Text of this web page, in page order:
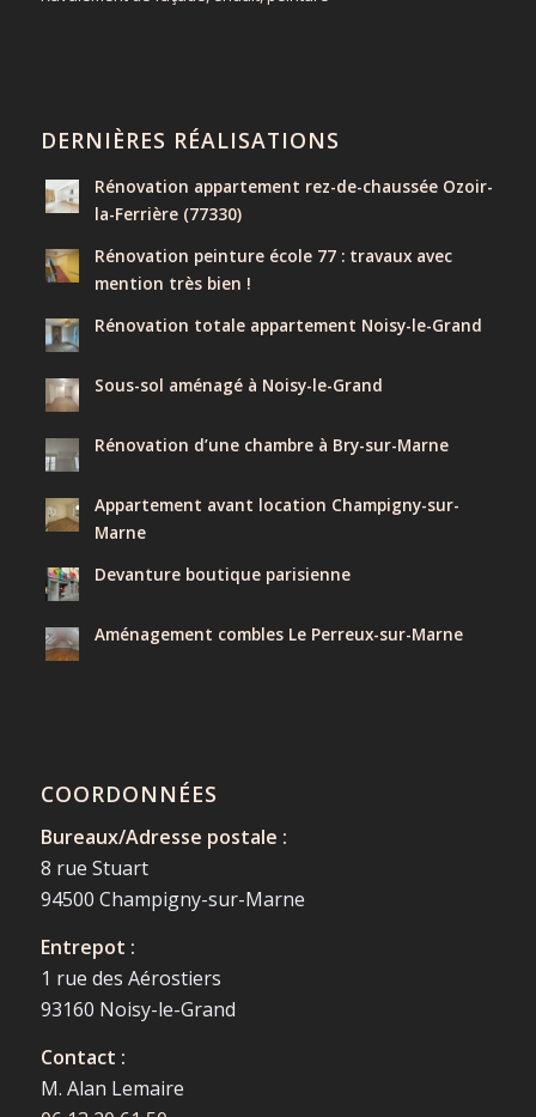
DERNIÈRES RÉALISATIONS
Rénovation appartement rez-de-chaussée Ozoir-
la-Ferrière (77330)
Rénovation peinture école 77 : travaux avec
mention très bien !
Rénovation totale appartement Noisy-le-Grand
Sous-sol aménagé à Noisy-le-Grand
Rénovation d’une chambre à Bry-sur-Marne
Appartement avant location Champigny-sur-
Marne
Devanture boutique parisienne
Aménagement combles Le Perreux-sur-Marne
COORDONNÉES
Bureaux/Adresse postale :
8 rue Stuart
94500 Champigny-sur-Marne
Entrepot :
1 rue des Aérostiers
93160 Noisy-le-Grand
Contact :
M. Alan Lemaire